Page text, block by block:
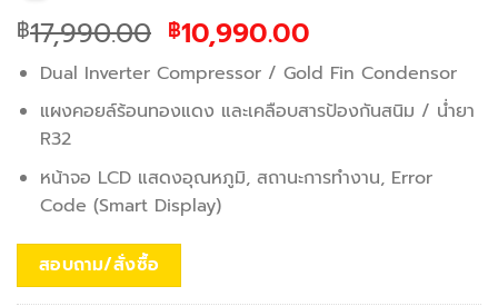
฿17,990.00 Original
price
was:
฿17,990.00.
฿10,990.00
price
is:
฿10,990.00.
Dual Inverter Compressor / Gold Fin Condensor
แผงคอยล์ร้อนทองแดง และเคลือบสารป้องกันสนิม / น่ำยา
R32
หน้าจอ LCD แสดงอุณหภูมิ, สถานะการทำงาน, Error
Code (Smart Display)
สอบถาม/สั่งซื้อ